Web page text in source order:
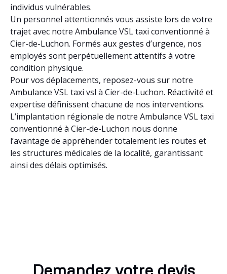
individus vulnérables.
Un personnel attentionnés vous assiste lors de votre
trajet avec notre Ambulance VSL taxi conventionné à
Cier-de-Luchon. Formés aux gestes d’urgence, nos
employés sont perpétuellement attentifs à votre
condition physique.
Pour vos déplacements, reposez-vous sur notre
Ambulance VSL taxi vsl à Cier-de-Luchon. Réactivité et
expertise définissent chacune de nos interventions.
L’implantation régionale de notre Ambulance VSL taxi
conventionné à Cier-de-Luchon nous donne
l’avantage de appréhender totalement les routes et
les structures médicales de la localité, garantissant
ainsi des délais optimisés.
Demandez votre devis